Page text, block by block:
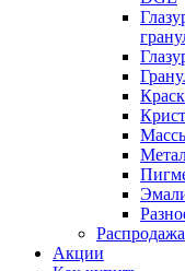
Распродажа
Акции